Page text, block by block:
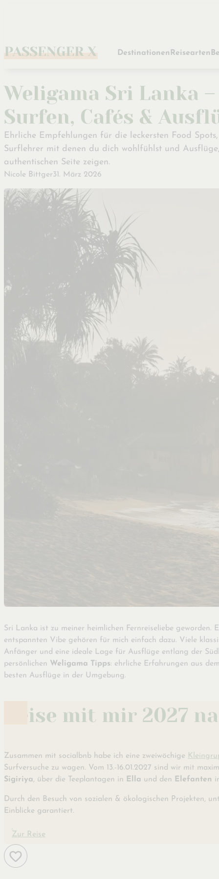
Destinationen Reisearten
Weligama Sri Lanka
Surfen, Cafés &
Ehrliche Empfehlungen für die leckersten Food
Surflehrer mit denen du dich wohlfühlst und
authentischen Seite zeigen.
Nicole Bittger31. März 2026
Sri Lanka ist zu meiner heimlichen Fernreiseliebe geworden.
entspannten Vibe gehören für mich einfach dazu. Viele
Anfänger und eine ideale Lage für Ausflüge entlang der
persönlichen Weligama Tipps: ehrliche Erfahrungen aus
besten Ausflüge in der Umgebung.
Reise mit mir 2027
Zusammen mit socialbnb habe ich eine zweiwöchige
Surfversuche zu wagen. Vom 13.-16.01.2027 sind wir mit
Sigiriya, über die Teeplantagen in Ella und den Elefanten
Durch den Besuch von sozialen & ökologischen Projekten,
Einblicke garantiert.
Zur Reise